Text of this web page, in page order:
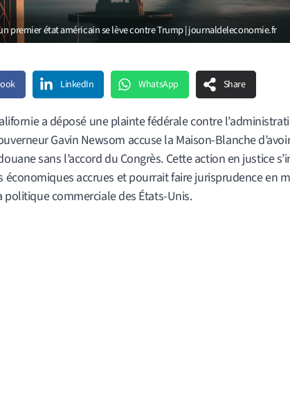
premier état américain se lève contre Trump | journaldeleconomie.fr
LinkedIn WhatsApp Share
a déposé une plainte fédérale contre
Gavin Newsom accuse la Maison-Blanche
sans l’accord du Congrès. Cette action en justice
économiques accrues et pourrait faire jurisprudence en
politique commerciale des États-Unis.